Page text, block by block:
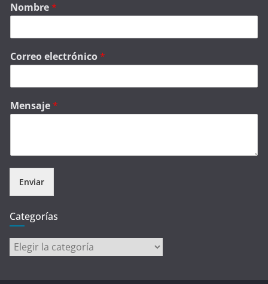
Nombre*
Correo electrónico*
Mensaje*
Enviar
Categorías
Categorías